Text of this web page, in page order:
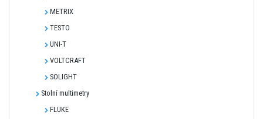
METRIX
TESTO
UNI-T
VOLTCRAFT
SOLIGHT
Stolní multimetry
FLUKE